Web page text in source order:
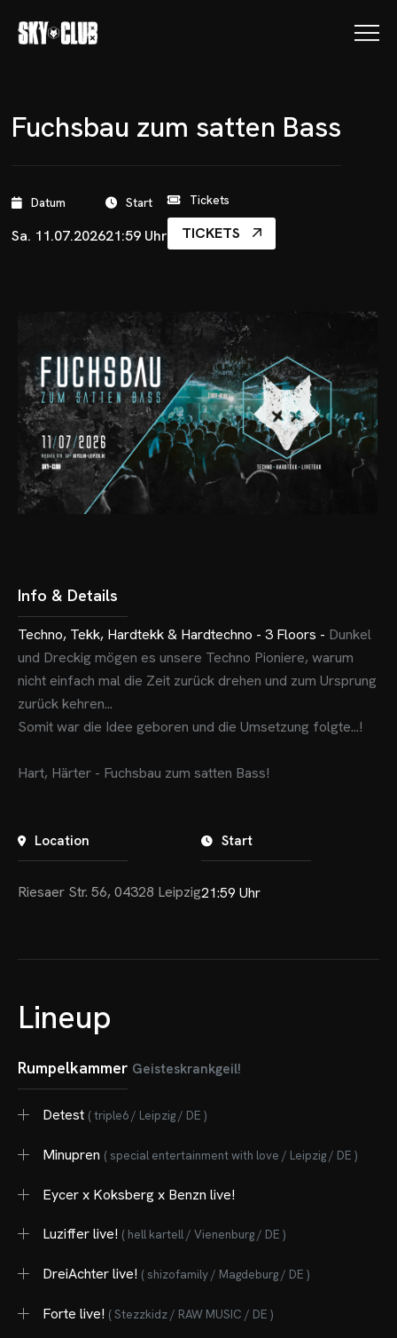
Fuchsbau zum satten Bass
Datum
Sa. 11.07.2026
Start
21:59 Uhr
Tickets
TICKETS
Info & Details
Techno, Tekk, Hardtekk & Hardtechno - 3 Floors - Dunkel
und Dreckig mögen es unsere Techno Pioniere, warum
nicht einfach mal die Zeit zurück drehen und zum Ursprung
zurück kehren...
Somit war die Idee geboren und die Umsetzung folgte...!
Hart, Härter - Fuchsbau zum satten Bass!
Location
Riesaer Str. 56, 04328 Leipzig
Start
21:59 Uhr
Lineup
Rumpelkammer Geisteskrankgeil!
Detest ( triple6 / Leipzig / DE )
Minupren ( special entertainment with love / Leipzig / DE )
Eycer x Koksberg x Benzn live!
Luziffer live! ( hell kartell / Vienenburg / DE )
DreiAchter live! ( shizofamily / Magdeburg / DE )
Forte live! ( Stezzkidz / RAW MUSIC / DE )